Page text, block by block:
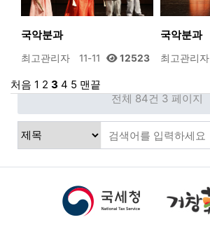
국악분과
최고관리자 11-11 12523
국악분과
최고관리자
처음 1 2 3 4 5 맨끝
전체 84건 3 페이지